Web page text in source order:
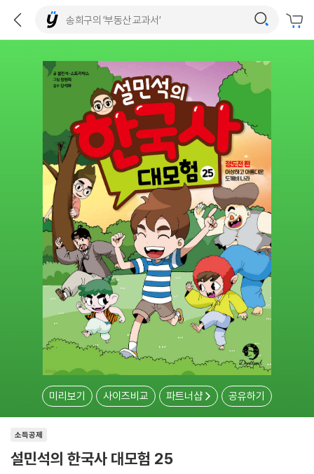
미리보기 사이즈비교 파트너샵 공유하기
소득공제
설민석의 한국사 대모험 25